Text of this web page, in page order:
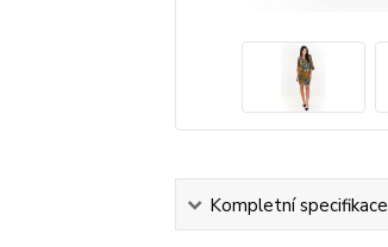
Kompletní specifikace